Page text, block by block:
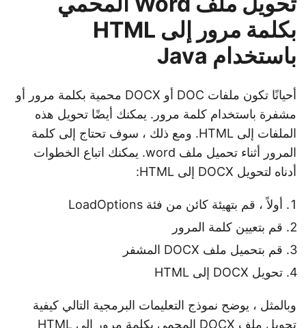
بكلمة مرور إلى HTML
باستخدام Java
أحيانًا تكون ملفات DOC أو DOCX محمية بكلمة مرور أو
مشفرة باستخدام كلمة مرور. يمكنك أيضًا تحويل هذه
الملفات إلى HTML. ومع ذلك ، سوف تحتاج إلى كلمة
المرور أثناء تحميل ملف word. يمكنك اتباع الخطوات
أدناه لتحويل DOCX إلى HTML:
أولاً ، قم بتهيئة كائن من فئة LoadOptions
قم بتعيين كلمة المرور
قم بتحميل ملف DOCX المشفر
تحويل DOCX إلى HTML
وبالمثل ، يوضح نموذج التعليمات البرمجية التالي كيفية
تحويل ملف DOCX المحمي بكلمة مرور إلى HTML